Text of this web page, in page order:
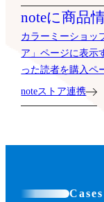
noteに商品
カラーミーショッ
ア」ページに表示
った読者を購入ペ
noteストア連携
Cases